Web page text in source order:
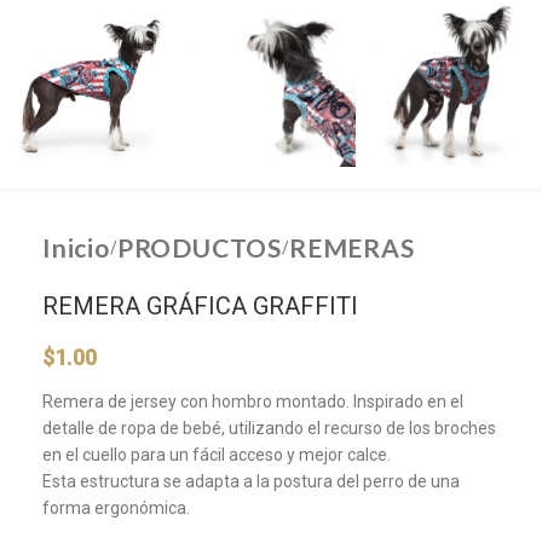
Inicio/PRODUCTOS/REMERAS
REMERA GRÁFICA GRAFFITI
$1.00
Remera de jersey con hombro montado. Inspirado en el
detalle de ropa de bebé, utilizando el recurso de los broches
en el cuello para un fácil acceso y mejor calce.
Esta estructura se adapta a la postura del perro de una
forma ergonómica.